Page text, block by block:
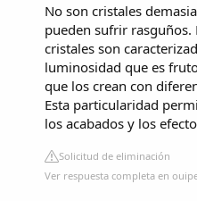
No son cristales
pueden sufrir rasguños.
cristales son
luminosidad que es
que los crean con
Esta particularidad
los acabados y los
Solicitud de eliminación
Ver respuesta completa en